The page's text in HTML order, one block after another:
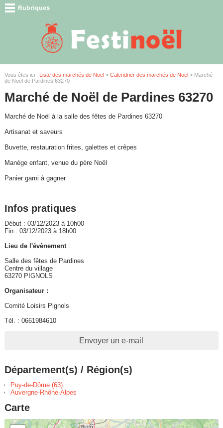
Vous êtes ici : Liste des marchés de Noël> Calendrier des marchés de Noël> Marché
de Noël de Pardines 63270
Marché de Noël de Pardines 63270
Marché de Noël à la salle des fêtes de Pardines 63270
Artisanat et saveurs
Buvette, restauration frites, galettes et crêpes
Manège enfant, venue du père Noël
Panier garni à gagner
Infos pratiques
Début : 03/12/2023 à 10h00
Fin : 03/12/2023 à 18h00
Lieu de l'évènement:
Salle des fêtes de Pardines
Centre du village
63270 PIGNOLS
Organisateur :
Comité Loisirs Pignols
Tél. : 0661984610
Envoyer un e-mail
Département(s) / Région(s)
Puy-de-Dôme (63)
Auvergne-Rhône-Alpes
Carte